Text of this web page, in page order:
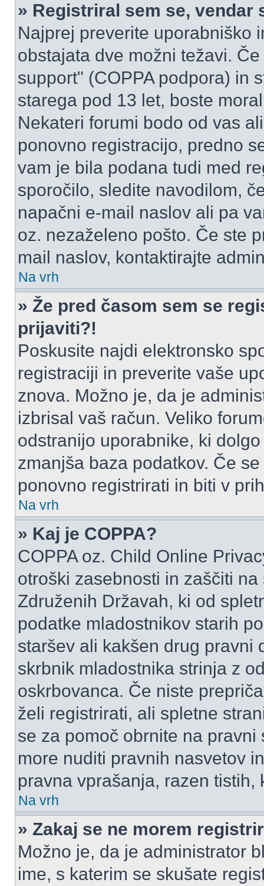
» Registriral sem se, vendar
Najprej preverite uporabniško
obstajata dve možni težavi.
support" (COPPA podpora) in
starega pod 13 let, boste
Nekateri forumi bodo od vas
ponovno registracijo, predno
vam je bila podana tudi med
sporočilo, sledite navodilom,
napačni e-mail naslov ali pa
oz. nezaželeno pošto. Če ste
mail naslov, kontaktirajte
Na vrh
» Že pred časom sem se
prijaviti?!
Poskusite najdi elektronsko
registraciji in preverite vaše
znova. Možno je, da je
izbrisal vaš račun. Veliko
odstranijo uporabnike, ki
zmanjša baza podatkov. Če
ponovno registrirati in biti v
Na vrh
» Kaj je COPPA?
COPPA oz. Child Online
otroški zasebnosti in zaščiti
Združenih Državah, ki od
podatke mladostnikov starih
staršev ali kakšen drug pravni
skrbnik mladostnika strinja z
oskrbovanca. Če niste
želi registrirati, ali spletne
se za pomoč obrnite na
more nuditi pravnih nasvetov
pravna vprašanja, razen tistih,
Na vrh
» Zakaj se ne morem
Možno je, da je administrator
ime, s katerim se skušate